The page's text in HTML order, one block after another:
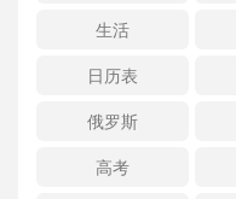
生活
日历表
俄罗斯
高考